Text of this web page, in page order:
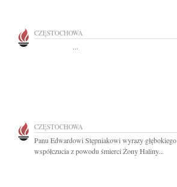
CZĘSTOCHOWA
...
CZĘSTOCHOWA
Panu Edwardowi Stępniakowi wyrazy głębokiego
współczucia z powodu śmierci Żony Haliny...